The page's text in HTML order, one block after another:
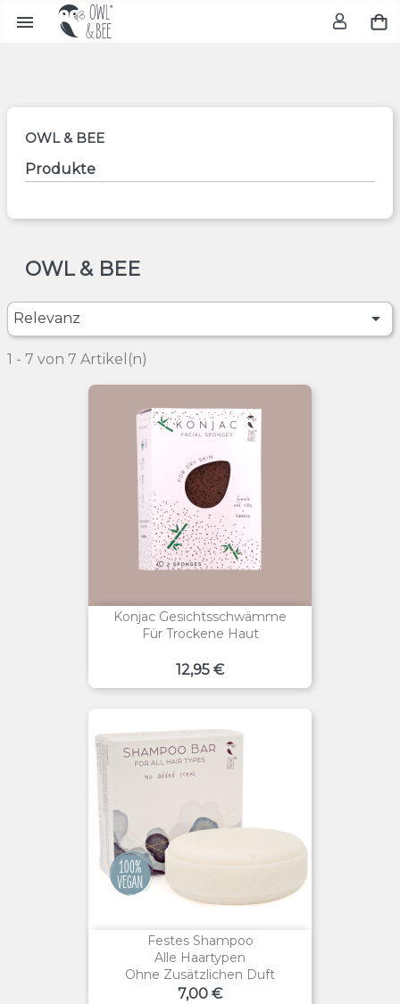

OWL & BEE
Produkte
OWL & BEE
Relevanz 
1 - 7 von 7 Artikel(n)
Konjac Gesichtsschwämme
Für Trockene Haut
Preis
12,95 €
Festes Shampoo
Alle Haartypen
Ohne Zusätzlichen Duft
Preis
7,00 €